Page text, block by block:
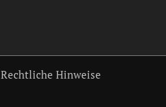
Rechtliche Hinweise